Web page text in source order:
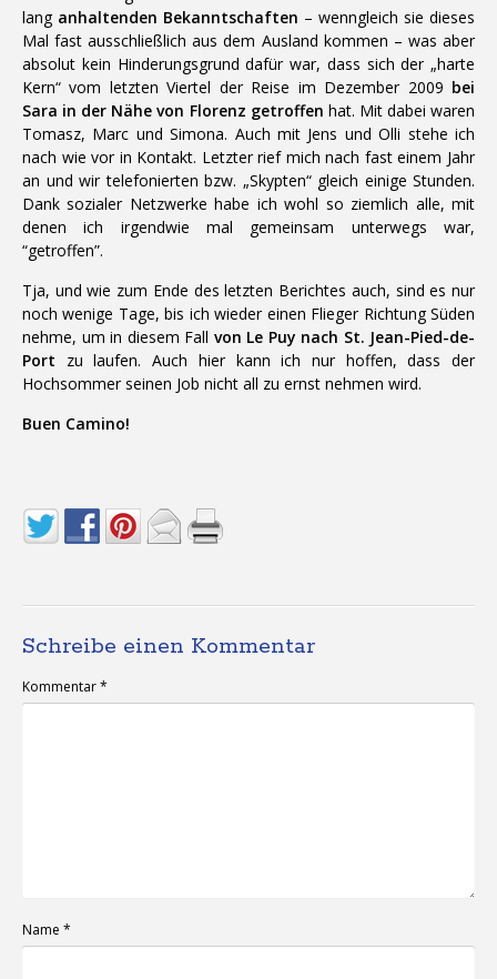
lang anhaltenden Bekanntschaften – wenngleich sie dieses
Mal fast ausschließlich aus dem Ausland kommen – was aber
absolut kein Hinderungsgrund dafür war, dass sich der „harte
Kern“ vom letzten Viertel der Reise im Dezember 2009 bei
Sara in der Nähe von Florenz getroffen hat. Mit dabei waren
Tomasz, Marc und Simona. Auch mit Jens und Olli stehe ich
nach wie vor in Kontakt. Letzter rief mich nach fast einem Jahr
an und wir telefonierten bzw. „Skypten“ gleich einige Stunden.
Dank sozialer Netzwerke habe ich wohl so ziemlich alle, mit
denen ich irgendwie mal gemeinsam unterwegs war,
“getroffen”.
Tja, und wie zum Ende des letzten Berichtes auch, sind es nur
noch wenige Tage, bis ich wieder einen Flieger Richtung Süden
nehme, um in diesem Fall von Le Puy nach St. Jean-Pied-de-
Port zu laufen. Auch hier kann ich nur hoffen, dass der
Hochsommer seinen Job nicht all zu ernst nehmen wird.
Buen Camino!
Schreibe einen Kommentar
Kommentar*
Name *